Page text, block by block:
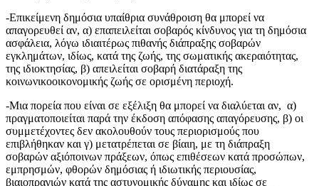
-Επικείμενη δημόσια υπαίθρια συνάθροιση θα μπορεί να
απαγορευθεί αν, α) επαπειλείται σοβαρός κίνδυνος για τη δημόσια
ασφάλεια, λόγω ιδιαιτέρως πιθανής διάπραξης σοβαρών
εγκλημάτων, ιδίως, κατά της ζωής, της σωματικής ακεραιότητας,
της ιδιοκτησίας, β) απειλείται σοβαρή διατάραξη της
κοινωνικοοικονομικής ζωής σε ορισμένη περιοχή.
-Μια πορεία που είναι σε εξέλιξη θα μπορεί να διαλύεται αν, α)
πραγματοποιείται παρά την έκδοση απόφασης απαγόρευσης, β) οι
συμμετέχοντες δεν ακολουθούν τους περιορισμούς που
επιβλήθηκαν και γ) μετατρέπεται σε βίαιη, με τη διάπραξη
σοβαρών αξιόποινων πράξεων, όπως επιθέσεων κατά προσώπων,
εμπρησμών, φθορών δημόσιας ή ιδιωτικής περιουσίας,
βιαιοπραγιών κατά της αστυνομικής δύναμης και ιδίως σε